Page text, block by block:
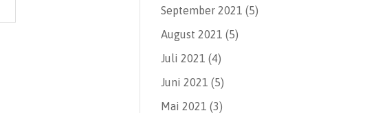
September 2021 (5)
August 2021 (5)
Juli 2021 (4)
Juni 2021 (5)
Mai 2021 (3)